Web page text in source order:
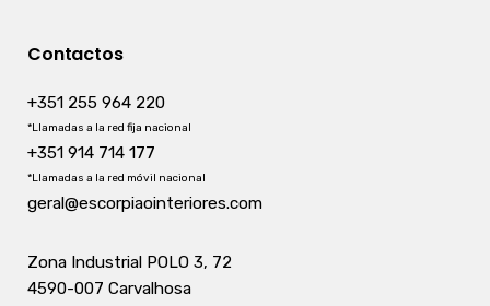
Contactos
+351 255 964 220
*Llamadas a la red fija nacional
+351 914 714 177
*Llamadas a la red móvil nacional
geral@escorpiaointeriores.com
Zona Industrial POLO 3, 72
4590-007 Carvalhosa